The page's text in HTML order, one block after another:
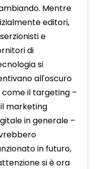
Mentre
editori,
e
di
si
all'oscuro
come il targeting –
marketing
in generale –
in futuro,
si è ora